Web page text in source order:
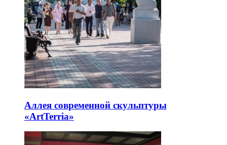
Аллея современной скульптуры
«ArtTerria»